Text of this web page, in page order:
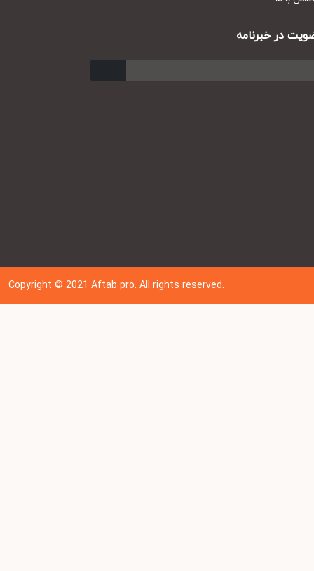
در خبرنامه
Copyright © 202 1Aftab pro. All rights reserved.